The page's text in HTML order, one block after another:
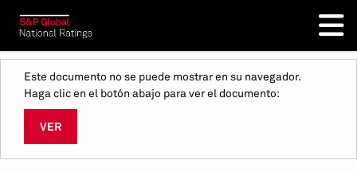
Este documento no se puede mostrar en su navegador.
Haga clic en el botón abajo para ver el documento:
VER